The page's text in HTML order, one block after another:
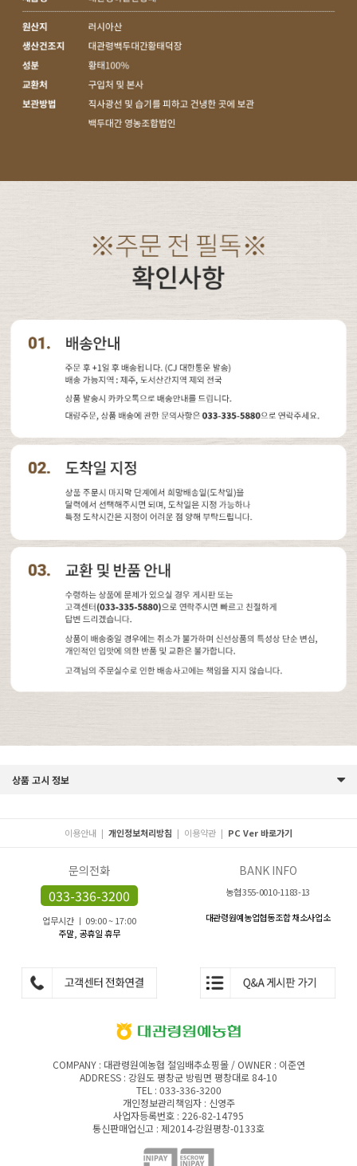
상품 고시 정보
이용안내 | 개인정보처리방침 | 이용약관 | PC Ver 바로가기
문의전화
033-336-3200
업무시간 ㅣ 09:00 ~ 17:00
주말, 공휴일 휴무
BANK INFO
농협 355-0010-1183-13
대관령원예농업협동조합 채소사업소
COMPANY : 대관령원예농협 절임배추쇼핑몰 / OWNER : 이준연
ADDRESS : 강원도 평창군 방림면 평창대로 84-10
TEL : 033-336-3200
개인정보관리책임자 : 신영주
사업자등록번호 : 226-82-14795
통신판매업신고 : 제2014-강원평창-0133호